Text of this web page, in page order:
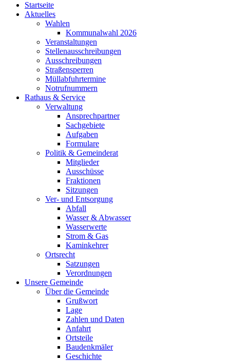
Startseite
Aktuelles
Wahlen
Kommunalwahl 2026
Veranstaltungen
Stellenausschreibungen
Ausschreibungen
Straßensperren
Müllabfuhrtermine
Notrufnummern
Rathaus & Service
Verwaltung
Ansprechpartner
Sachgebiete
Aufgaben
Formulare
Politik & Gemeinderat
Mitglieder
Ausschüsse
Fraktionen
Sitzungen
Ver- und Entsorgung
Abfall
Wasser & Abwasser
Wasserwerte
Strom & Gas
Kaminkehrer
Ortsrecht
Satzungen
Verordnungen
Unsere Gemeinde
Über die Gemeinde
Grußwort
Lage
Zahlen und Daten
Anfahrt
Ortsteile
Baudenkmäler
Geschichte